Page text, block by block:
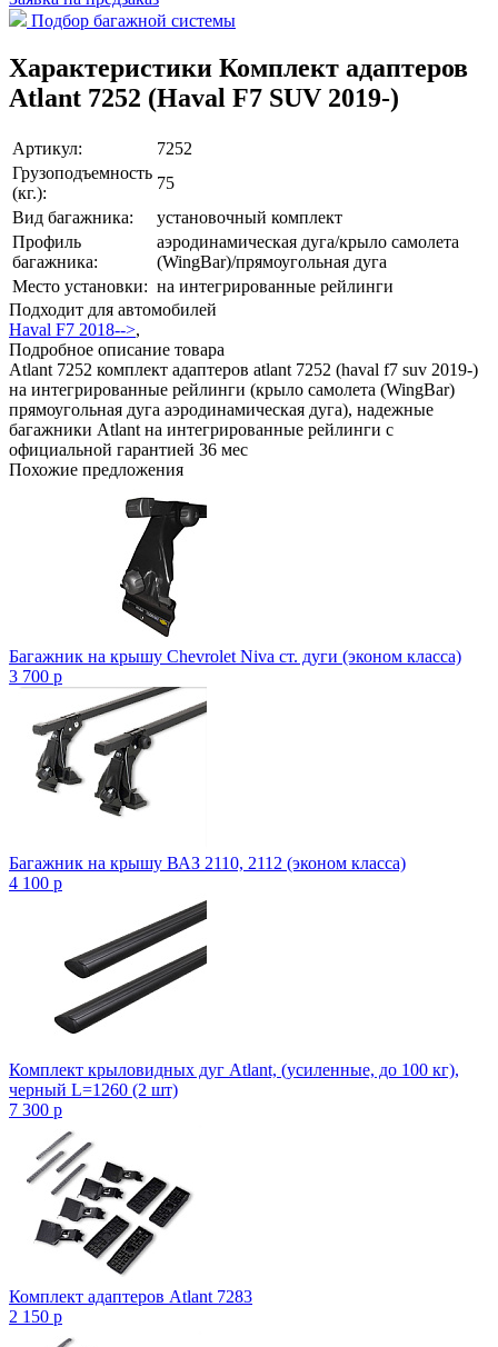
Подбор багажной системы
Характеристики Комплект адаптеров
Atlant 7252 (Haval F7 SUV 2019-)
Артикул:
7252
Грузоподъемность
(кг.):
75
Вид багажника:
установочный комплект
Профиль
багажника:
аэродинамическая дуга/крыло самолета
(WingBar)/прямоугольная дуга
Место установки: на интегрированные рейлинги
Подходит для автомобилей
Haval F7 2018-->,
Подробное описание товара
Atlant 7252 комплект адаптеров atlant 7252 (haval f7 suv 2019-)
на интегрированные рейлинги (крыло самолета (WingBar)
прямоугольная дуга аэродинамическая дуга), надежные
багажники Atlant на интегрированные рейлинги с
официальной гарантией 36 мес
Похожие предложения
Багажник на крышу Chevrolet Niva ст. дуги (эконом класса)
3 700 p
Багажник на крышу ВАЗ 2110, 2112 (эконом класса)
4 100 p
Комплект крыловидных дуг Atlant, (усиленные, до 100 кг),
черный L=1260 (2 шт)
7 300 p
Комплект адаптеров Atlant 7283
2 150 p